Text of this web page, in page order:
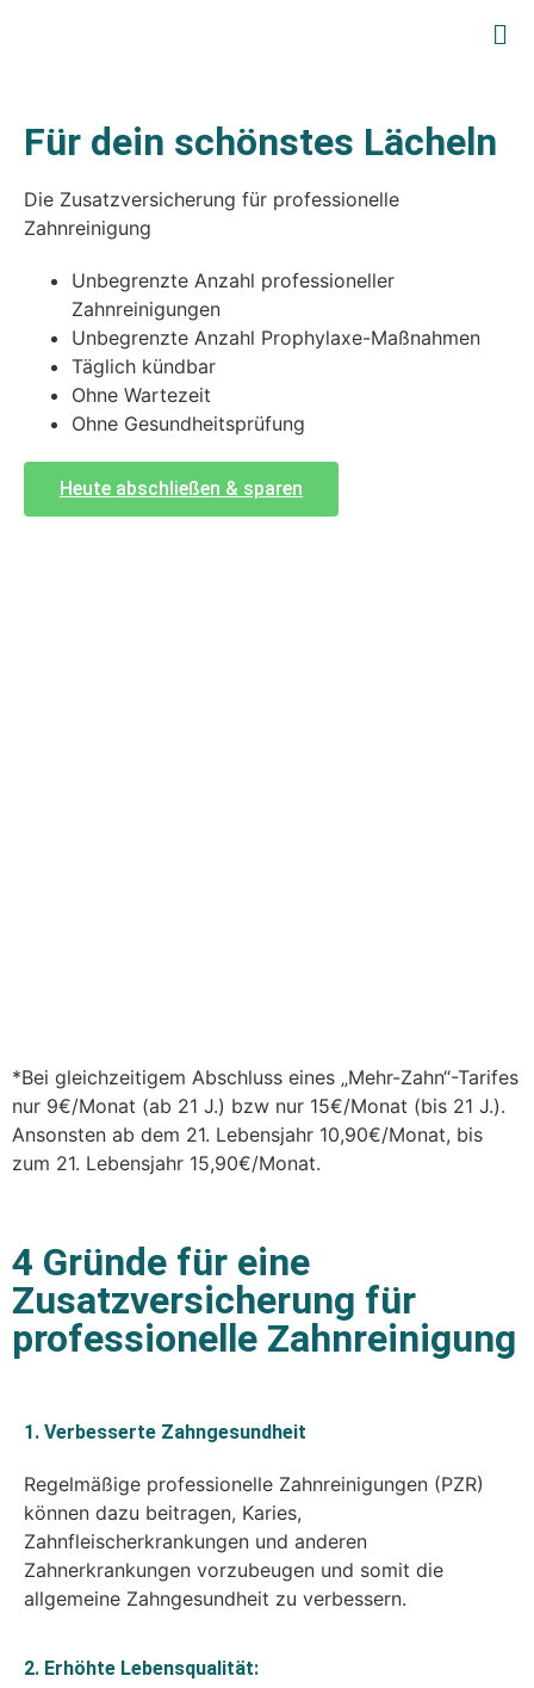
Für dein schönstes Lächeln
Die Zusatzversicherung für professionelle
Zahnreinigung
Unbegrenzte Anzahl professioneller
Zahnreinigungen
Unbegrenzte Anzahl Prophylaxe-Maßnahmen
Täglich kündbar
Ohne Wartezeit
Ohne Gesundheitsprüfung
Heute abschließen & sparen
*Bei gleichzeitigem Abschluss eines „Mehr-Zahn“-Tarifes
nur 9€/Monat (ab 21 J.) bzw nur 15€/Monat (bis 21 J.).
Ansonsten ab dem 21. Lebensjahr 10,90€/Monat, bis
zum 21. Lebensjahr 15,90€/Monat.
4 Gründe für eine
Zusatzversicherung für
professionelle Zahnreinigung
1. Verbesserte Zahngesundheit
Regelmäßige professionelle Zahnreinigungen (PZR)
können dazu beitragen, Karies,
Zahnfleischerkrankungen und anderen
Zahnerkrankungen vorzubeugen und somit die
allgemeine Zahngesundheit zu verbessern.
2. Erhöhte Lebensqualität: